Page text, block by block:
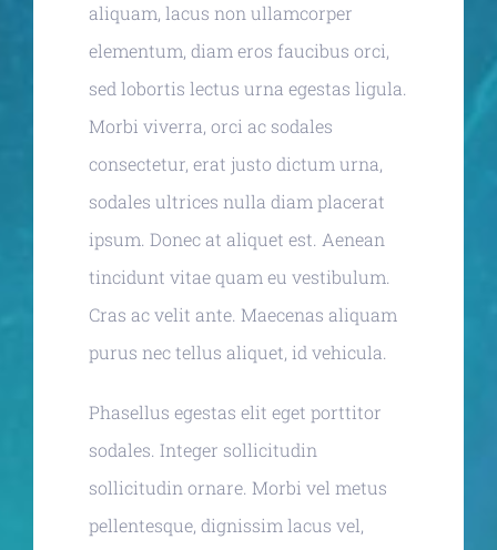
aliquam, lacus non ullamcorper
elementum, diam eros faucibus orci,
sed lobortis lectus urna egestas ligula.
Morbi viverra, orci ac sodales
consectetur, erat justo dictum urna,
sodales ultrices nulla diam placerat
ipsum. Donec at aliquet est. Aenean
tincidunt vitae quam eu vestibulum.
Cras ac velit ante. Maecenas aliquam
purus nec tellus aliquet, id vehicula.
Phasellus egestas elit eget porttitor
sodales. Integer sollicitudin
sollicitudin ornare. Morbi vel metus
pellentesque, dignissim lacus vel,